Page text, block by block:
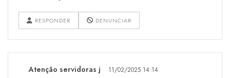
RESPONDER DENUNCIAR
Atenção servidoras j 11/02/2025 14:14